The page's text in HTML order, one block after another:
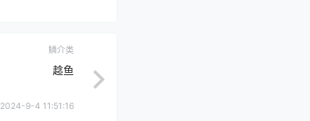
鳞介类
趝鱼
2024-9-4 11:51:16